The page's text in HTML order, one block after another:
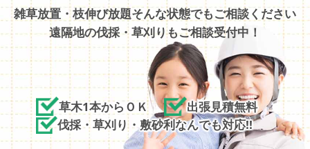
雑草放置・枝伸び放題そんな状態でもご相談ください
遠隔地の伐採・草刈りもご相談受付中！
草木1本からＯＫ
出張見積無料
伐採・草刈り・敷砂利なんでも対応!!